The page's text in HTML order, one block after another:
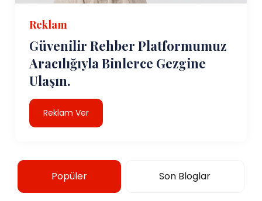
Reklam
Güvenilir Rehber Platformumuz
Aracılığıyla Binlerce Gezgine
Ulaşın.
Reklam Ver
Popüler Son Bloglar